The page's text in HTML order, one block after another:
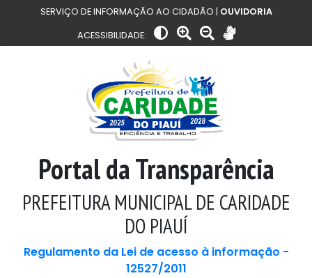
SERVIÇO DE INFORMAÇÃO AO CIDADÃO | OUVIDORIA
ACESSIBILIDADE:
Portal da Transparência
PREFEITURA MUNICIPAL DE CARIDADE
DO PIAUÍ
Regulamento da Lei de acesso à informação -
12527/2011